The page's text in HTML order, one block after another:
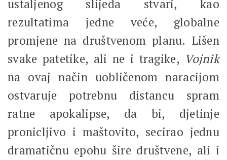
ustaljenog slijeda stvari, kao
rezultatima jedne veće, globalne
promjene na društvenom planu. Lišen
svake patetike, ali ne i tragike, Vojnik
na ovaj način uobličenom naracijom
ostvaruje potrebnu distancu spram
ratne apokalipse, da bi, djetinje
pronicljivo i maštovito, secirao jednu
dramatičnu epohu šire društvene, ali i